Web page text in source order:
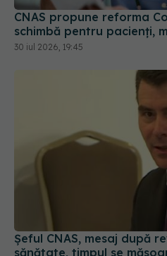
Șeful CNAS, mesaj după
sănătate, timpul se